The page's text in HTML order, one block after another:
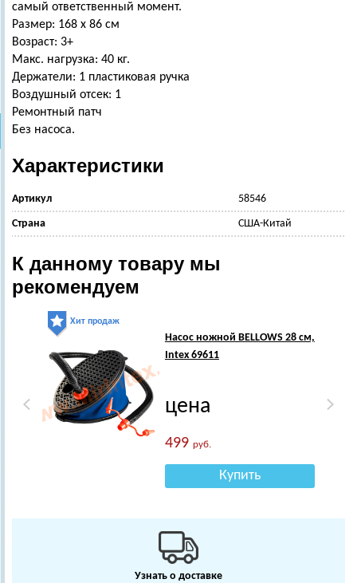
самый ответственный момент.
Размер: 168 х 86 см
Возраст: 3+
Макс. нагрузка: 40 кг.
Держатели: 1 пластиковая ручка
Воздушный отсек: 1
Ремонтный патч
Без насоса.
Характеристики
Артикул 58546
Страна США-Китай
К данному товару мы
рекомендуем
Хит продаж
Насос ножной BELLOWS 28 см,
Intex 69611
цена
499 руб.
Купить
Узнать о доставке